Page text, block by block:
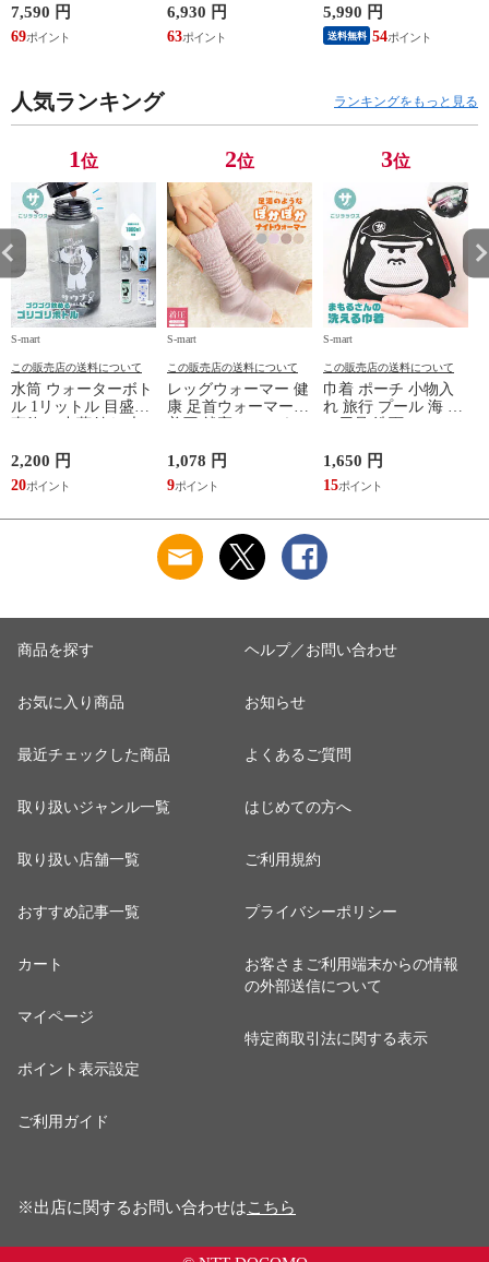
鞄 機内持ち込み 夏
スラッシャー
THRASHER r1929
7,590 円
69
シューズ 黒 トパー
ズ モア 靴 カジュア
ルシューズ 外反母趾
TOPAZ 1410
6,930 円
63
ジャケット 遮熱 作
業服 作業着 上着 ア
タックベース KF100
5,990 円
送料無料 54
人気ランキング ランキングをもっと見る
1位
S-mart
この販売店の送料について
水筒 ウォーターボト
ル 1リットル 目盛り
直飲み 中蓋付き 大
マイボトル 動物 ア
ニマル ゴリラ ごリ
ラックス ゴリゴリボ
2,200 円
20
2位
S-mart
この販売店の送料について
レッグウォーマー 健
康 足首ウォーマー
着圧 就寝 おしゃれ
ふんわり 足湯のよう
なぽかぽかナイトウ
ォーマー inf-26
1,078 円
9
3位
S-mart
この販売店の送料について
巾着 ポーチ 小物入
れ 旅行 プール 海 バ
ス用品 洗面セット
サウナ ごリラックス
まもるさんの洗える
巾着 ブラック 黒
1,650 円
15
商品を探す
お気に入り商品
最近チェックした商品
取り扱いジャンル一覧
取り扱い店舗一覧
おすすめ記事一覧
カート
マイページ
ポイント表示設定
ご利用ガイド
ヘルプ／お問い合わせ
お知らせ
よくあるご質問
はじめての方へ
ご利用規約
プライバシーポリシー
お客さまご利用端末からの情報
の外部送信について
特定商取引法に関する表示
※出店に関するお問い合わせはこちら